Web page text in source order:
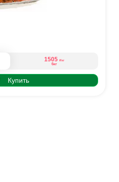
1505 ₽/кг
6кг
Купить